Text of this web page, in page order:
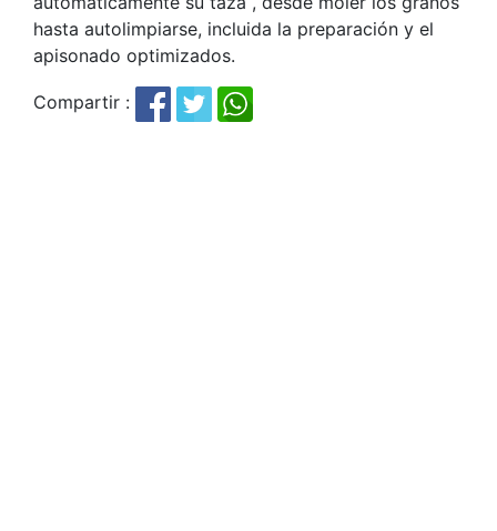
hasta autolimpiarse, incluida la preparación y el
apisonado optimizados.
Compartir :